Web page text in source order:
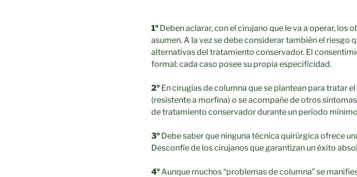
1º Deben aclarar, con el cirujano que le va a operar, los
asumen. A la vez se debe considerar también el riesgo
alternativas del tratamiento conservador. El
formal: cada caso posee su propia especificidad.
2º En cirugías de columna que se plantean para tratar
(resistente a morfina) o se acompañe de otros
de tratamiento conservador durante un período
3º Debe saber que ninguna técnica quirúrgica ofrece
Desconfíe de los cirujanos que garantizan un éxito
4º Aunque muchos “problemas de columna” se